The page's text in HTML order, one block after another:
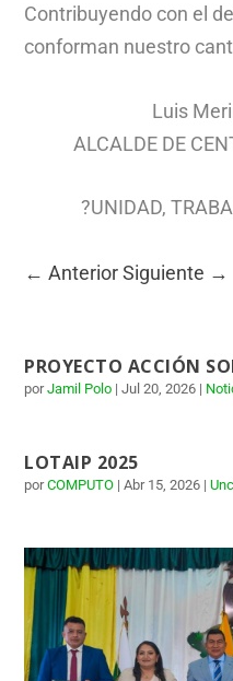
Contribuyendo con el
conforman nuestro
Luis
ALCALDE DE
?UNIDAD,
←Anterior Siguiente →
PROYECTO ACCIÓN
porJamil Polo |Jul 20, 2026 |
LOTAIP 2025
porCOMPUTO |Abr 15, 2026 |